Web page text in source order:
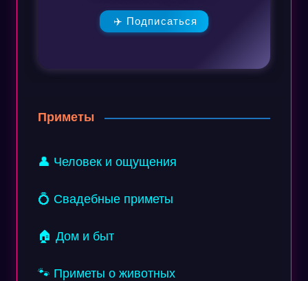
✈️ Подписаться
Приметы
👤 Человек и ощущения
💍 Свадебные приметы
🏠 Дом и быт
🐾 Приметы о животных